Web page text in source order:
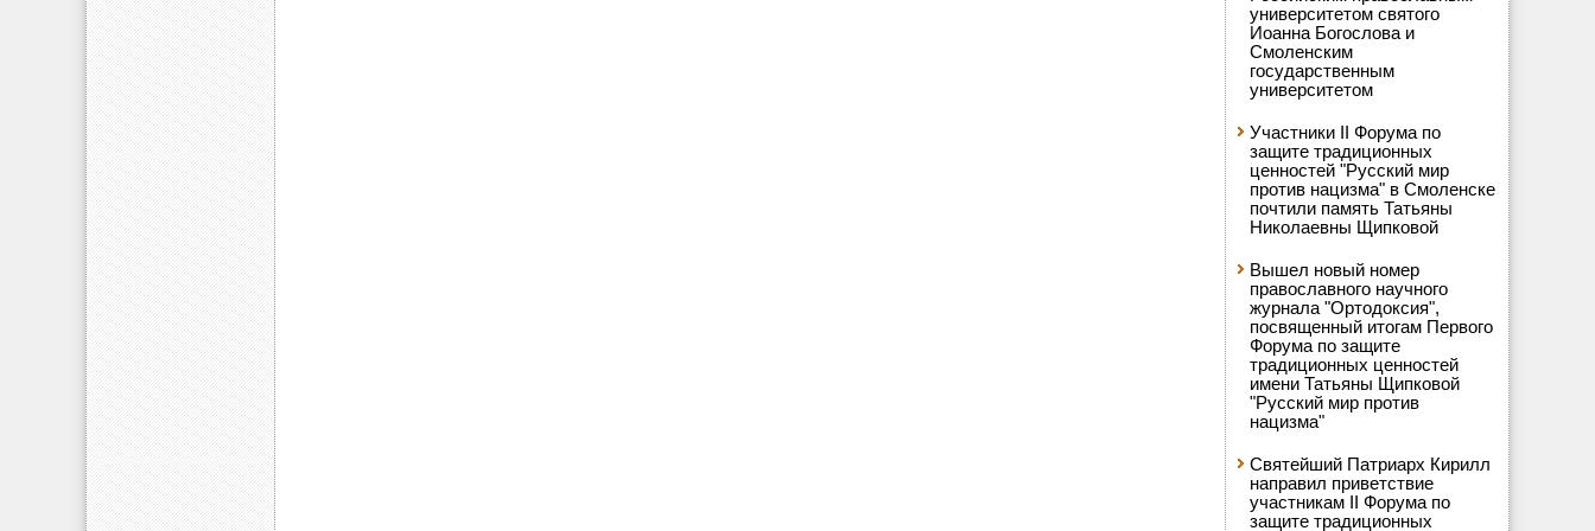
университетом святого
Иоанна Богослова и
Смоленским
государственным
университетом
Участники II Форума по
защите традиционных
ценностей "Русский мир
против нацизма" в Смоленске
почтили память Татьяны
Николаевны Щипковой
Вышел новый номер
православного научного
журнала "Ортодоксия",
посвященный итогам Первого
Форума по защите
традиционных ценностей
имени Татьяны Щипковой
"Русский мир против
нацизма"
Святейший Патриарх Кирилл
направил приветствие
участникам II Форума по
защите традиционных